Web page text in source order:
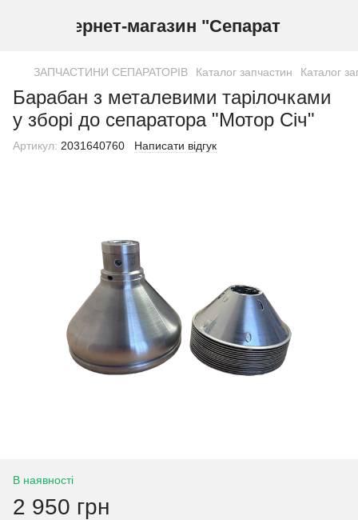
Інтернет-магазин "Сепаратор"
ЗАПЧАСТИНИ СЕПАРАТОРІВ Каталог запчастин Каталог
Барабан з металевими тарілочками
у зборі до сепаратора "Мотор Січ"
Артикул: 2031640760 Написати відгук
В наявності
2 950 грн